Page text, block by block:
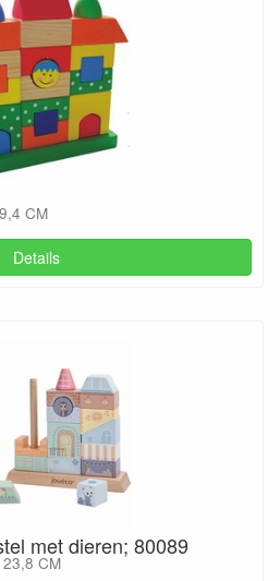
CM
Details
met dieren; 80089
CM